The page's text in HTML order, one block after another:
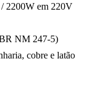
2200W em 220V
NM 247-5)
cobre e latão